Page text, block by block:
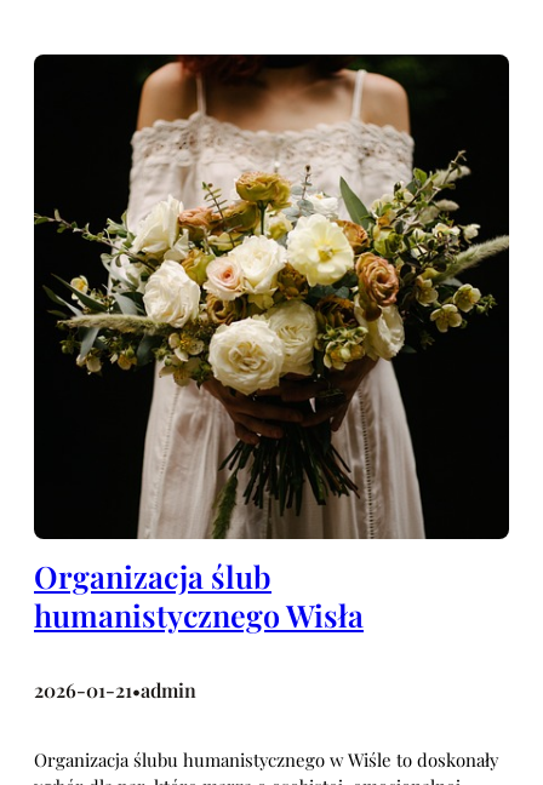
Organizacja ślub
humanistycznego Wisła
2026-01-21•admin
Organizacja ślubu humanistycznego w Wiśle to doskonały